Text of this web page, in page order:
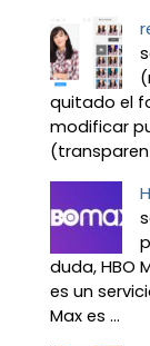
quitado el
modificar
duda, HBO
es un
Max es ...